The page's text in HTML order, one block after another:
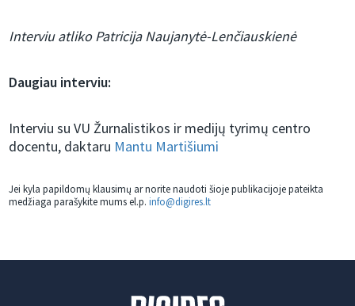
Interviu atliko Patricija Naujanytė-Lenčiauskienė
Daugiau interviu:
Interviu su VU Žurnalistikos ir medijų tyrimų centro
docentu, daktaru Mantu Martišiumi
Jei kyla papildomų klausimų ar norite naudoti šioje publikacijoje pateikta
medžiaga parašykite mums el.p.info@digires.lt